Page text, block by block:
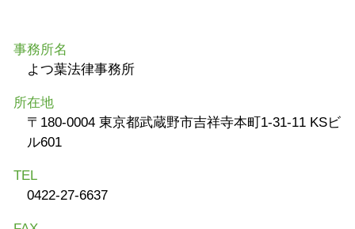
事務所名
よつ葉法律事務所
所在地
〒180-0004 東京都武蔵野市吉祥寺本町1-31-11 KSビ
ル601
TEL
0422-27-6637